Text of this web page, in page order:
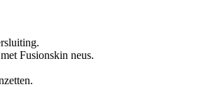
Fusionskin neus.